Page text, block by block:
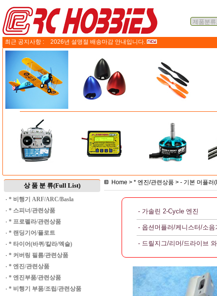
최근 공지사항 : 2026년 설명절 배송마감 안내입니다.
상 품 분 류(Full List)
· * 비행기 ARF/ARC/Basla
· * 스피너/관련상품
· * 프로펠라/관련상품
· * 랜딩기어/플로트
· * 타이어(바퀴/칼라/엑슬)
· * 커버링 필름/관련상품
· * 엔진/관련상품
· * 엔진부품/관련상품
· * 비행기 부품/조립/관련상품
Home > * 엔진/관련상품 > - 기본 머플러
- 가솔린 2-Cycle 엔진
- 옵션머플러/케니스터/소음
- 드릴지그/리머/드라이브